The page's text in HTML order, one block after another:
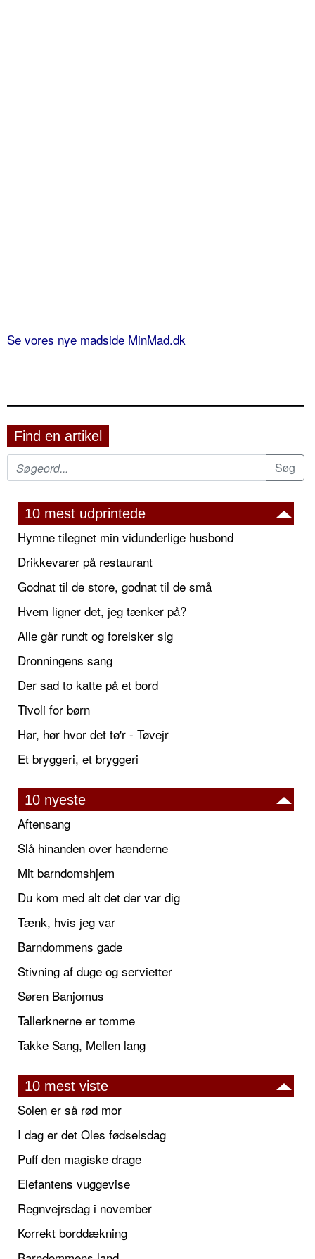
Se vores nye madside MinMad.dk
Find en artikel
10 mest udprintede
Hymne tilegnet min vidunderlige husbond
Drikkevarer på restaurant
Godnat til de store, godnat til de små
Hvem ligner det, jeg tænker på?
Alle går rundt og forelsker sig
Dronningens sang
Der sad to katte på et bord
Tivoli for børn
Hør, hør hvor det tø'r - Tøvejr
Et bryggeri, et bryggeri
10 nyeste
Aftensang
Slå hinanden over hænderne
Mit barndomshjem
Du kom med alt det der var dig
Tænk, hvis jeg var
Barndommens gade
Stivning af duge og servietter
Søren Banjomus
Tallerknerne er tomme
Takke Sang, Mellen lang
10 mest viste
Solen er så rød mor
I dag er det Oles fødselsdag
Puff den magiske drage
Elefantens vuggevise
Regnvejrsdag i november
Korrekt borddækning